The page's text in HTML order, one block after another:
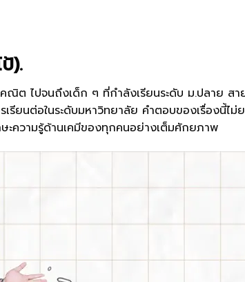
).
คณิต ไปจนถึงเด็ก ๆ ที่กำลังเรียนระดับ ม.ปลาย ส
รียนต่อในระดับมหาวิทยาลัย คำตอบของเรื่องนี้ไม่
ความรู้ด้านเคมีของทุกคนอย่างเต็มศักยภาพ